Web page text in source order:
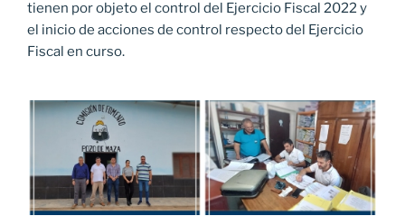
tienen por objeto el control del Ejercicio Fiscal 2022 y
el inicio de acciones de control respecto del Ejercicio
Fiscal en curso.